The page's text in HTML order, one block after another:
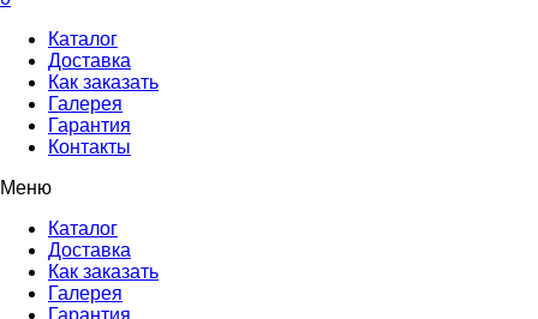
Каталог
Доставка
Как заказать
Галерея
Гарантия
Контакты
Меню
Каталог
Доставка
Как заказать
Галерея
Гарантия